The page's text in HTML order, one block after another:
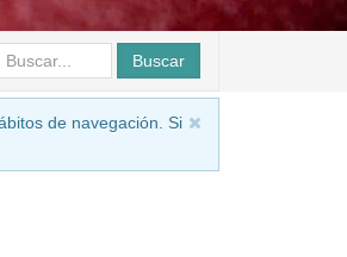
Buscar
de navegación. Si